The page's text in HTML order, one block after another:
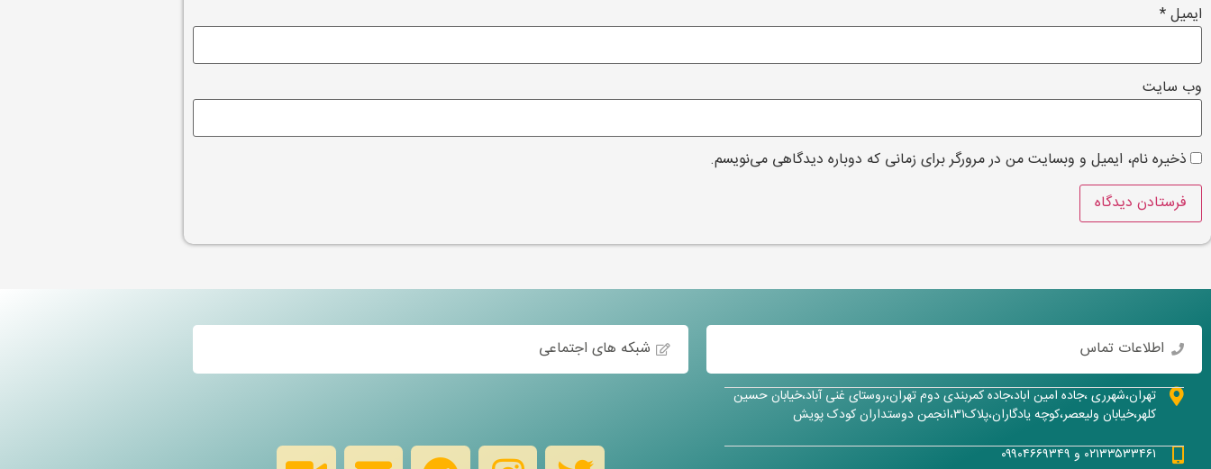
ایمیل*
وب‌ سایت
ذخیره نام، ایمیل و وبسایت من در مرورگر برای زمانی که دوباره دیدگاهی می‌نویسم.
اطلاعات تماس شبکه های اجتماعی
تهران،شهرری ،جاده امین اباد،جاده کمربندی دوم تهران،روستای غنی آباد،خیابان حسین
کلهر،خیابان ولیعصر،کوچه یادگاران،پلاک۳۱،انجمن دوستداران کودک پویش
۰۲۱۳۳۵۳۳۴۶۱ و ۰۹۹۰۴۶۶۹۳۴۹